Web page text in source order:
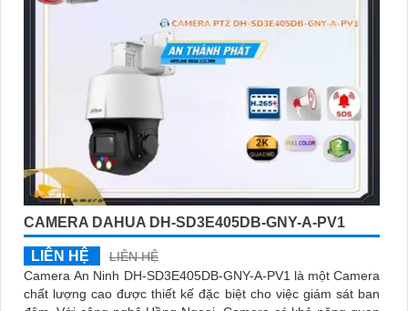
CAMERA DAHUA DH-SD3E405DB-GNY-A-PV1
LIÊN HỆ
LIÊN HỆ
Camera An Ninh DH-SD3E405DB-GNY-A-PV1 là một Camera
chất lượng cao được thiết kế đặc biệt cho việc giám sát ban